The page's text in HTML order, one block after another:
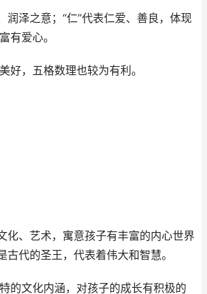
润泽之意；“仁”代表仁爱、善良，体现
有爱心。
好，五格数理也较为有利。
化、艺术，寓意孩子有丰富的内心世界
古代的圣王，代表着伟大和智慧。
的文化内涵，对孩子的成长有积极的